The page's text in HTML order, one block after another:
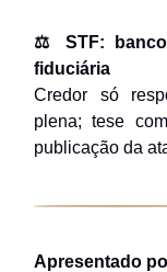
⚖️ STF:
fiduciária
Credor só
plena; tese
publicação da
Apresentado